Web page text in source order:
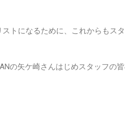
トになるために、これからもス
の矢ケ崎さんはじめスタッフの